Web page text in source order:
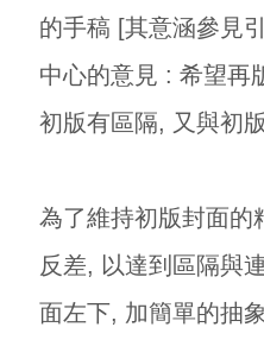
的手稿 [其意涵參見
中心的意見 : 希望再
初版有區隔, 又與初
為了維持初版封面的
反差, 以達到區隔與
面左下, 加簡單的抽